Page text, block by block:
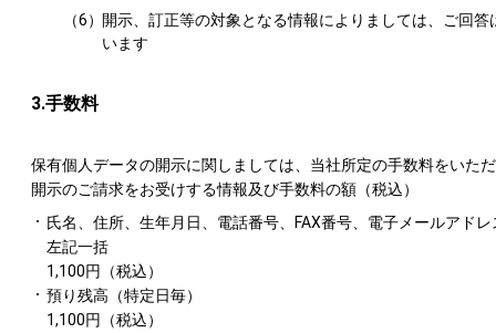
（6） 開示、訂正等の対象となる情報によりましては、ご回
います
3.手数料
保有個人データの開示に関しましては、当社所定の手数料をいた
開示のご請求をお受けする情報及び手数料の額（税込）
氏名、住所、生年月日、電話番号、FAX番号、電子メールアド
左記一括
1,100円（税込）
預り残高（特定日毎）
1,100円（税込）